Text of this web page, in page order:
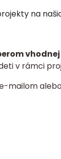
na
v rámci
mailom